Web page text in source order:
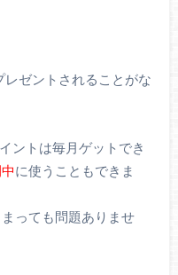
ゼントされることがな
ントは毎月ゲットでき
に使うこともできま
っても問題ありませ